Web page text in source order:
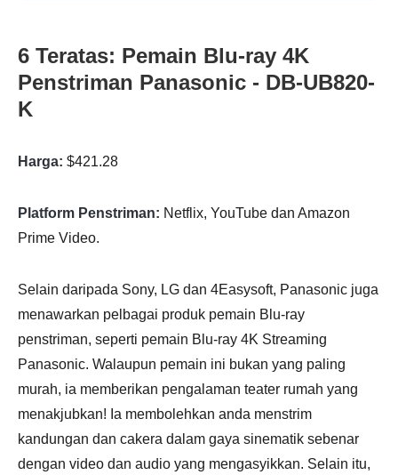
6 Teratas: Pemain Blu-ray 4K
Penstriman Panasonic - DB-UB820-
K
Harga: $421.28
Platform Penstriman: Netflix, YouTube dan Amazon
Prime Video.
Selain daripada Sony, LG dan 4Easysoft, Panasonic juga
menawarkan pelbagai produk pemain Blu-ray
penstriman, seperti pemain Blu-ray 4K Streaming
Panasonic. Walaupun pemain ini bukan yang paling
murah, ia memberikan pengalaman teater rumah yang
menakjubkan! Ia membolehkan anda menstrim
kandungan dan cakera dalam gaya sinematik sebenar
dengan video dan audio yang mengasyikkan. Selain itu,